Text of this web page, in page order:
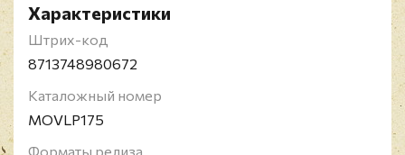
Характеристики
Штрих-код
8713748980672
Каталожный номер
MOVLP175
Форматы релиза